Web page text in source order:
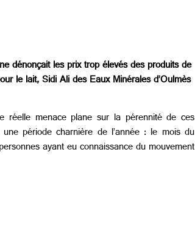
dénonçait les prix trop élevés des produits de
le lait, Sidi Ali des Eaux Minérales d’Oulmès
réelle menace plane sur la pérennité de ces
période charnière de l’année : le mois du
ayant eu connaissance du mouvement